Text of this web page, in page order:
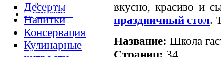
Холодные закуски
Карта сайта
Десерты
Напитки
Консервация
Кулинарные
вкусно, красиво и
праздничный стол.
Название: Школа
Страниц: 34